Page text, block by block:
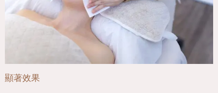
顯著效果